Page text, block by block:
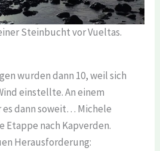
Steinbucht vor Vueltas.
wurden dann 10, weil sich
einstellte. An einem
dann soweit… Michele
Etappe nach Kapverden.
Herausforderung: